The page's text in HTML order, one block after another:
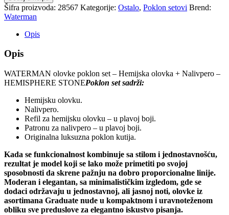
set
-
Hemijska
olovka
Nalivpero
-
STONE
količina
Šifra proizvoda: 28567 Kategorije: Ostalo, Poklon setovi Brend:
Waterman
Opis
Opis
WATERMAN olovke poklon set – Hemijska olovka + Nalivpero –
HEMISPHERE STONEPoklon set sadrži:
Hemijsku olovku.
Nalivpero.
Refil za hemijsku olovku – u plavoj boji.
Patronu za nalivpero – u plavoj boji.
Originalna luksuzna poklon kutija.
Kada se funkcionalnost kombinuje sa stilom i jednostavnošću,
rezultat je model koji se lako može primetiti po svojoj
sposobnosti da skrene pažnju na dobro proporcionalne linije.
Moderan i elegantan, sa minimalističkim izgledom, gde se
dodaci održavaju u jednostavnoj, ali jasnoj noti, olovke iz
asortimana Graduate nude u kompaktnom i uravnoteženom
obliku sve preduslove za elegantno iskustvo pisanja.